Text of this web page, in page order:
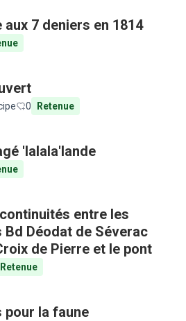
7 deniers en 1814
0 Retenue
'lalala'lande
entre les
Déodat de Séverac
de Pierre et le pont
Retenue
pour la faune